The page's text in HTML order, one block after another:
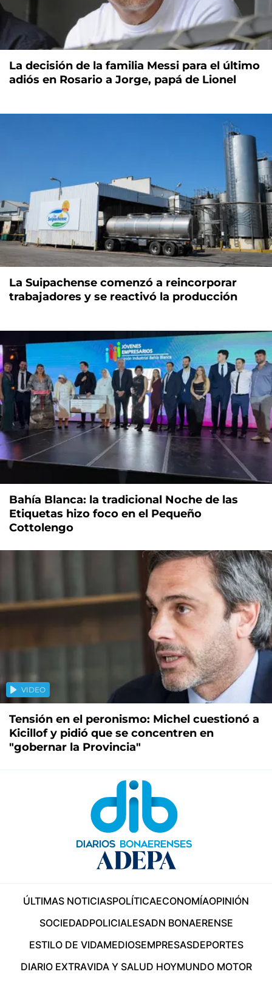
La decisión de la familia Messi para el último
adiós en Rosario a Jorge, papá de Lionel
La Suipachense comenzó a reincorporar
trabajadores y se reactivó la producción
Bahía Blanca: la tradicional Noche de las
Etiquetas hizo foco en el Pequeño
Cottolengo
VIDEO
Tensión en el peronismo: Michel cuestionó a
Kicillof y pidió que se concentren en
"gobernar la Provincia"
ÚLTIMAS NOTICIASPOLÍTICAECONOMÍAOPINIÓN
SOCIEDADPOLICIALESADN BONAERENSE
ESTILO DE VIDAMEDIOSEMPRESASDEPORTES
DIARIO EXTRAVIDA Y SALUD HOYMUNDO MOTOR